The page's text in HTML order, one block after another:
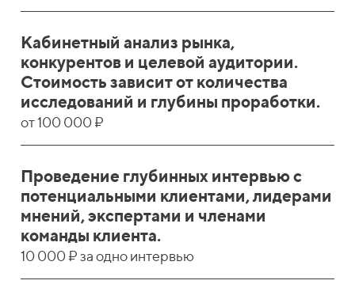
Кабинетный анализ рынка,
конкурентов и целевой аудитории.
Стоимость зависит от количества
исследований и глубины проработки.
от 100 000 ₽
Проведение глубинных интервью с
потенциальными клиентами, лидерами
мнений, экспертами и членами
команды клиента.
10 000 ₽ за одно интервью